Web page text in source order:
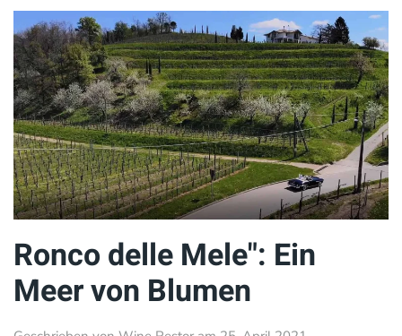
Ronco delle Mele": Ein
Meer von Blumen